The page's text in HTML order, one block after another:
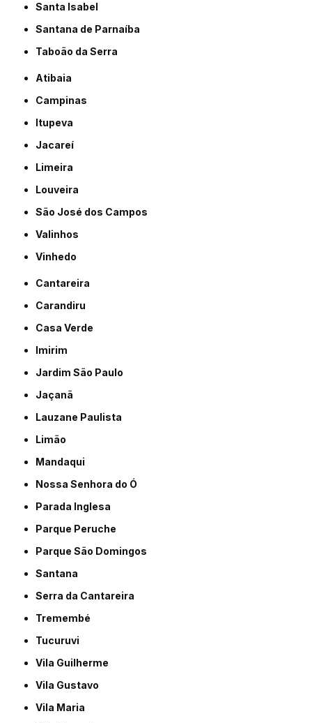
Santa Isabel
Santana de Parnaíba
Taboão da Serra
Atibaia
Campinas
Itupeva
Jacareí
Limeira
Louveira
São José dos Campos
Valinhos
Vinhedo
Cantareira
Carandiru
Casa Verde
Imirim
Jardim São Paulo
Jaçanã
Lauzane Paulista
Limão
Mandaqui
Nossa Senhora do Ó
Parada Inglesa
Parque Peruche
Parque São Domingos
Santana
Serra da Cantareira
Tremembé
Tucuruvi
Vila Guilherme
Vila Gustavo
Vila Maria